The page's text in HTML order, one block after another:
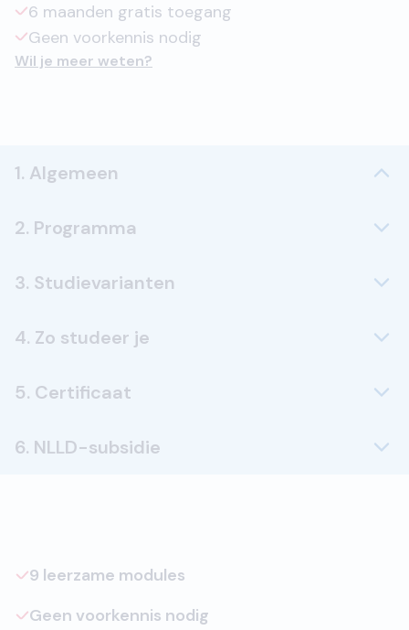
6 maanden gratis toegang
Geen voorkennis nodig
Wil je meer weten?
1. Algemeen
2. Programma
3. Studievarianten
4. Zo studeer je
5. Certificaat
6. NLLD-subsidie
9 leerzame modules
Geen voorkennis nodig